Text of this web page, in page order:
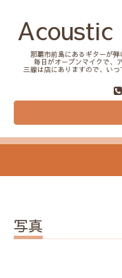
那覇市前島にあるギターが弾
毎日がオープンマイクで、
三線は店にありますので、いつ
写真